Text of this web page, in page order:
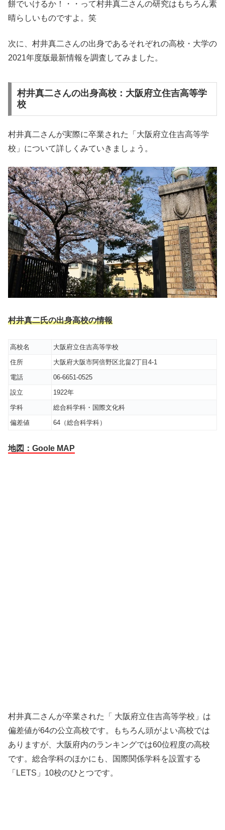
餅でいけるか！・・って村井真二さんの研究はもちろん素
晴らしいものですよ。笑
次に、村井真二さんの出身であるそれぞれの高校・大学の
2021年度版最新情報を調査してみました。
村井真二さんの出身高校：大阪府立住吉高等学
校
村井真二さんが実際に卒業された「大阪府立住吉高等学
校」について詳しくみていきましょう。
村井真二氏の出身高校の情報
高校名
大阪府立住吉高等学校
住所
大阪府大阪市阿倍野区北畠2丁目4-1
電話
06-6651-0525
設立
1922年
学科
総合科学科・国際文化科
偏差値
64（総合科学科）
地図：Goole MAP
村井真二さんが卒業された「 大阪府立住吉高等学校」は
偏差値が64の公立高校です。もちろん頭がよい高校では
ありますが、大阪府内のランキングでは60位程度の高校
です。総合学科のほかにも、国際関係学科を設置する
「LETS」10校のひとつです。